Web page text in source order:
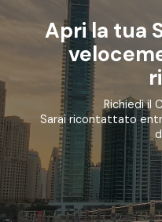
Apri la tua
Richiedi il
Sarai ricontattato